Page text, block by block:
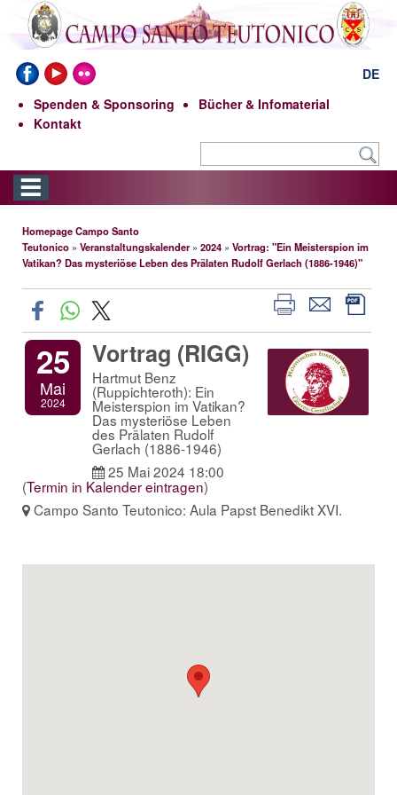
DE
Spenden & Sponsoring
Bücher & Infomaterial
Kontakt
Homepage Campo Santo
Teutonico » Veranstaltungskalender» 2024 » Vortrag: "Ein Meisterspion im
Vatikan? Das mysteriöse Leben des Prälaten Rudolf Gerlach (1886-1946)"
25
Mai
2024
Vortrag (RIGG)
Hartmut Benz
(Ruppichteroth): Ein
Meisterspion im Vatikan?
Das mysteriöse Leben
des Prälaten Rudolf
Gerlach (1886-1946)
25 Mai 2024 18:00
(Termin in Kalender eintragen)
Campo Santo Teutonico: Aula Papst Benedikt XVI.